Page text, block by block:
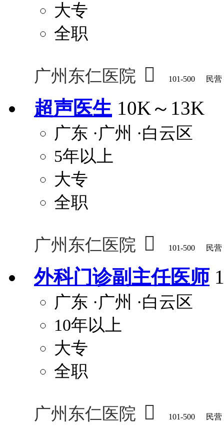
大专
全职
广州东仁医院  101-500 民营
超声医生 10K～13K
广东 ·广州 ·白云区
5年以上
大专
全职
广州东仁医院  101-500 民营
外科门诊副主任医师
广东 ·广州 ·白云区
10年以上
大专
全职
广州东仁医院  101-500 民营